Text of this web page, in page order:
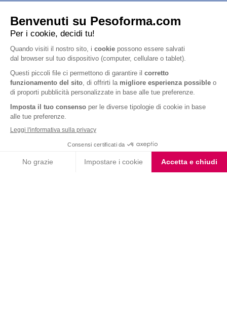
Iscriviti alla newsletter
informativa privacy
, acconsento all'iscrizione alla newsletter
periodica di Nutrition et Santé
Nutrition & Sante' Italia Spa